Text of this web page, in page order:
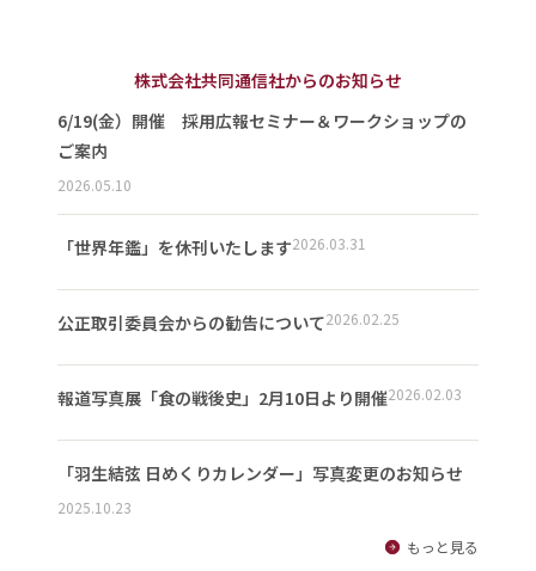
株式会社共同通信社からのお知らせ
6/19(金）開催 採用広報セミナー＆ワークショップの
ご案内
2026.05.10
「世界年鑑」を休刊いたします2026.03.31
公正取引委員会からの勧告について2026.02.25
報道写真展「食の戦後史」2月10日より開催2026.02.03
「羽生結弦 日めくりカレンダー」写真変更のお知らせ
2025.10.23
もっと見る